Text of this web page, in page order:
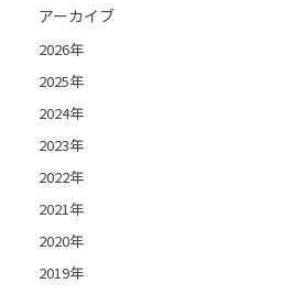
アーカイブ
2026年
2025年
2024年
2023年
2022年
2021年
2020年
2019年